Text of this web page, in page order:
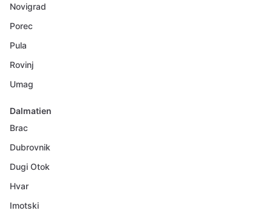
Novigrad
Porec
Pula
Rovinj
Umag
Dalmatien
Brac
Dubrovnik
Dugi Otok
Hvar
Imotski